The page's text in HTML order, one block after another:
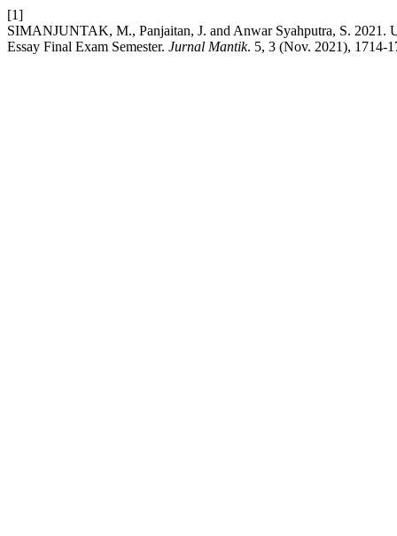
[1]
SIMANJUNTAK, M., Panjaitan, J. and Anwar Syahputra, S.
Essay Final Exam Semester. Jurnal Mantik. 5, 3 (Nov. 2021), 1714-